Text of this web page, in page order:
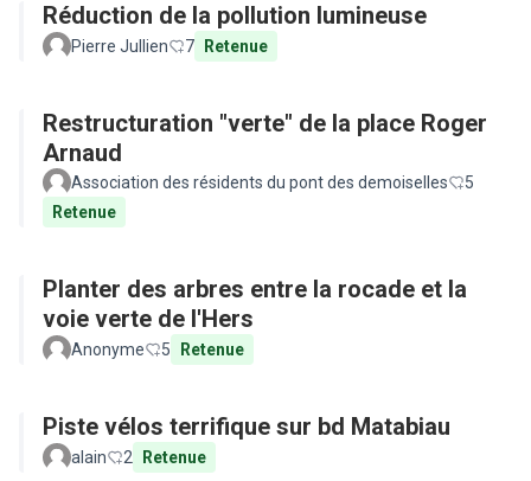
Réduction de la pollution lumineuse
Pierre Jullien 7 Retenue
Restructuration "verte" de la place Roger
Arnaud
Association des résidents du pont des demoiselles
5
Retenue
Planter des arbres entre la rocade et la
voie verte de l'Hers
Anonyme 5 Retenue
Piste vélos terrifique sur bd Matabiau
alain 2 Retenue